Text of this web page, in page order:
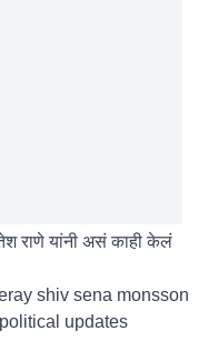
राणे यांनी असं काही केलं
shiv sena monsson
updates